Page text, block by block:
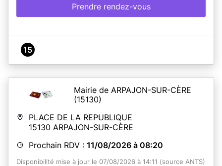
Prendre rendez-vous
15
Mairie de ARPAJON-SUR-CÈRE
(15130)
PLACE DE LA REPUBLIQUE
15130 ARPAJON-SUR-CÈRE
Prochain RDV : 11/08/2026 à 08:20
Disponibilité mise à jour le 07/08/2026 à 14:11 (source ANTS)